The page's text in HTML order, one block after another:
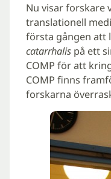
Nu visar forskare
translationell
första gången att
catarrhalispå ett
COMP för att
COMP finns
forskarna